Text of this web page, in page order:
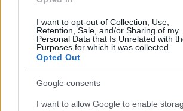
I want to opt-out of Collection, Use,
Retention, Sale, and/or Sharing of my
Personal Data that Is Unrelated with
Purposes for which it was collected.
Opted Out
Google consents
I want to allow Google to enable